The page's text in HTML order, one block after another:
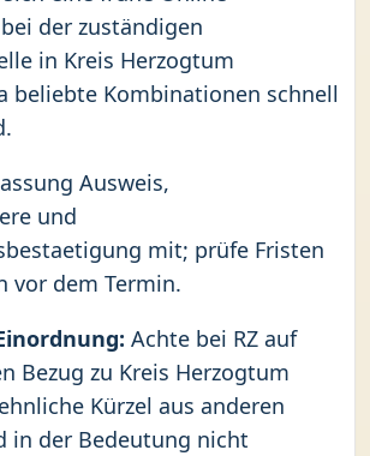
der zuständigen
in Kreis Herzogtum
beliebte Kombinationen schnell
Ausweis,
und
mit; prüfe Fristen
vor dem Termin.
Achte bei RZ auf
Bezug zu Kreis Herzogtum
Kürzel aus anderen
in der Bedeutung nicht